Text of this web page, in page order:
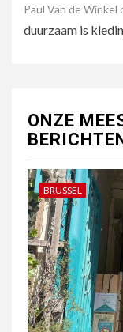
Paul Van de Winkel
duurzaam is
ONZE
BRUSSEL